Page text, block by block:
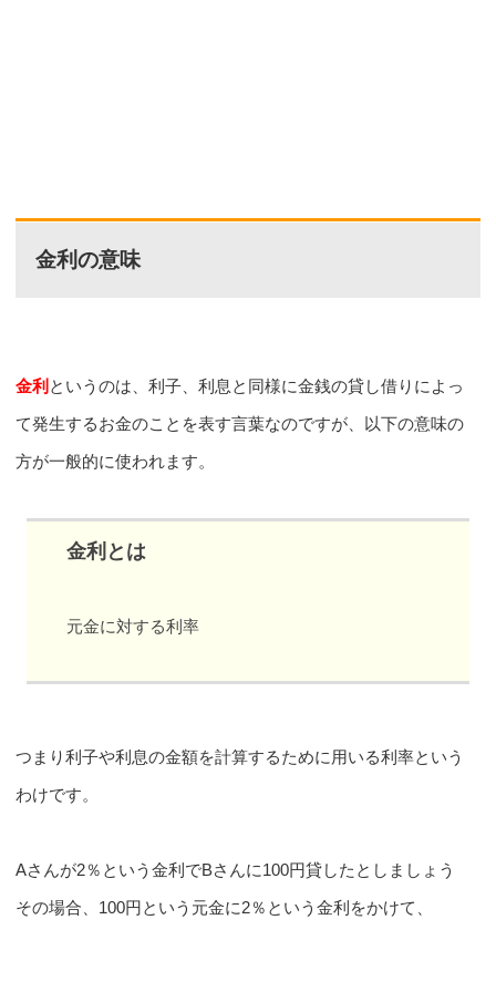
金利の意味
金利 というのは、利子、利息と同様に金銭の貸し借りによっ
て発生するお金のことを表す言葉なのですが、以下の意味の
方が一般的に使われます。
金利とは
元金に対する利率
つまり利子や利息の金額を計算するために用いる利率という
わけです。
Aさんが2％という金利でBさんに100円貸したとしましょう
その場合、100円という元金に2％という金利をかけて、